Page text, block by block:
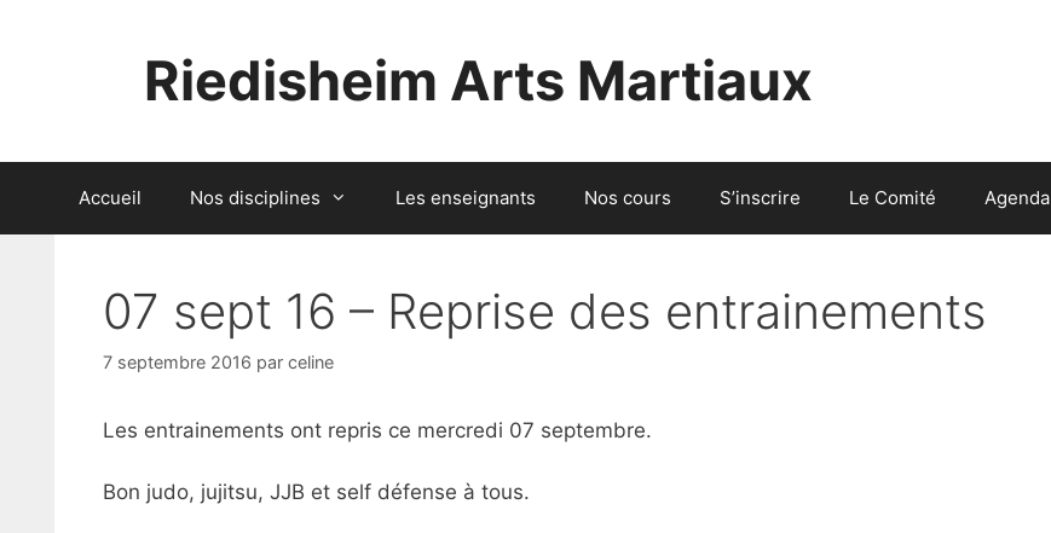
Riedisheim Arts Martiaux
Accueil Nos disciplines Les enseignants Nos cours S’inscrire Le Comité Agenda
07 sept 16 – Reprise des entrainements
7 septembre 2016 par celine
Les entrainements ont repris ce mercredi 07 septembre.
Bon judo, jujitsu, JJB et self défense à tous.